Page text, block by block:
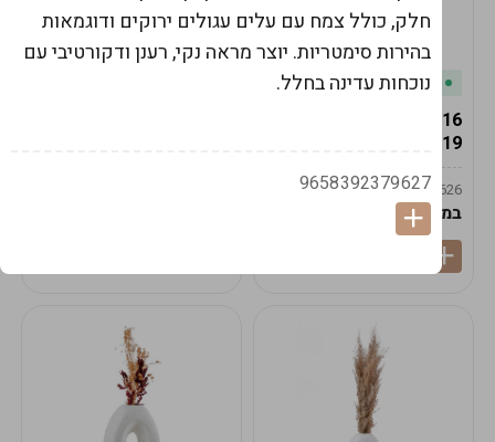
במלאי
19ס"מ -קרם
9009492379626
במארז6
חלק, כולל צמח עם עלים עגולים ירוקים ודוגמאות
בהירות סימטריות. יוצר מראה נקי, רענן ודקורטיבי עם
נוכחות עדינה בחלל.
9658392379627